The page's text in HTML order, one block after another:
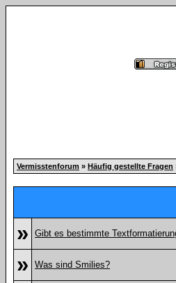
Vermisstenforum » Häufig gestellte Fragen
»
Gibt es bestimmte
» Was sind Smilies?